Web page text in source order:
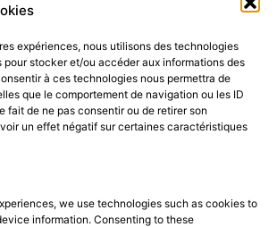
expériences, nous utilisons des technologies
pour stocker et/ou accéder aux informations des
à ces technologies nous permettra de
que le comportement de navigation ou les ID
fait de ne pas consentir ou de retirer son
un effet négatif sur certaines caractéristiques
we use technologies such as cookies to
information. Consenting to these